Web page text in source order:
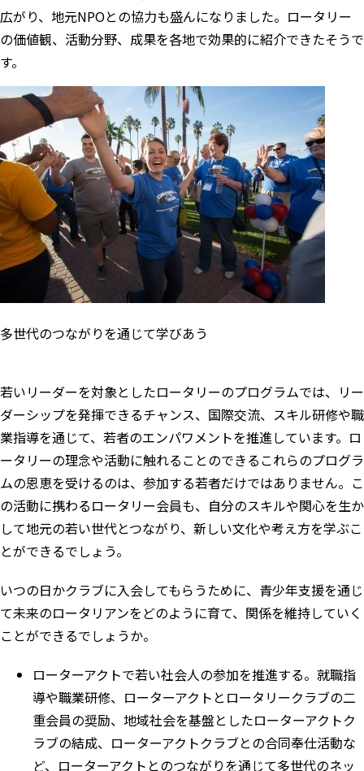
広がり、地元NPOとの協力も盛んになりました。ロータリー
の価値観、活動分野、成果を各地で効果的に紹介できたそうで
す。
多世代のつながりを通じて学びあう
若いリーダーを対象としたロータリーのプログラムでは、リー
ダーシップを発揮できるチャンス、国際交流、スキル研修や職
業指導を通じて、若者のエンパワメントを推進しています。ロ
ータリーの理念や活動に触れることのできるこれらのプログラ
ムの恩恵を受けるのは、参加する若者だけではありません。こ
の活動に携わるロータリー会員も、自分のスキルや関心を生か
して地元の若い世代とつながり、新しい文化や考え方を学ぶこ
とができるでしょう。
いつの日かクラブに入会してもらうために、青少年支援を通じ
て未来のロータリアンをどのように育て、関係を維持していく
ことができるでしょうか。
ローターアクトで若い社会人の参加を推進する。就職指
導や職業研修、ローターアクトとロータリークラブの二
重会員の奨励、地域社会を基盤としたローターアクトク
ラブの結成、ローターアクトクラブとの合同奉仕活動な
ど、ローターアクトとのつながりを通じて多世代のネッ